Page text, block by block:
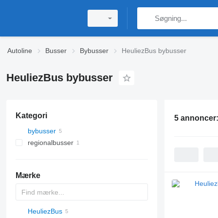
Autoline Busser Bybusser HeuliezBus bybusser
HeuliezBus bybusser
Kategori
bybusser
regionalbusser
Mærke
Probus
HeuliezBus
5 annoncer: